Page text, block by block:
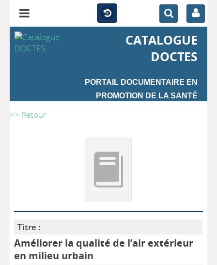
CATALOGUE
DOCTES
PORTAIL DOCUMENTAIRE EN
PROMOTION DE LA SANTÉ
>> Retour
Titre :
Améliorer la qualité de l’air extérieur
en milieu urbain